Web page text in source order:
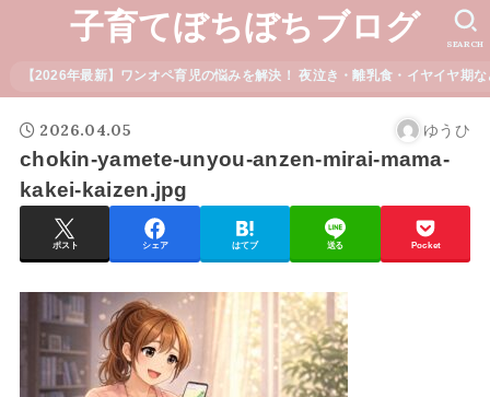
子育てぼちぼちブログ
【2026年最新】ワンオペ育児の悩みを解決！ 夜泣き・離乳食・イヤイヤ期
SEARCH
2026.04.05 ゆうひ
chokin-yamete-unyou-anzen-mirai-mama-
kakei-kaizen.jpg
ポスト シェア はてブ 送る Pocket